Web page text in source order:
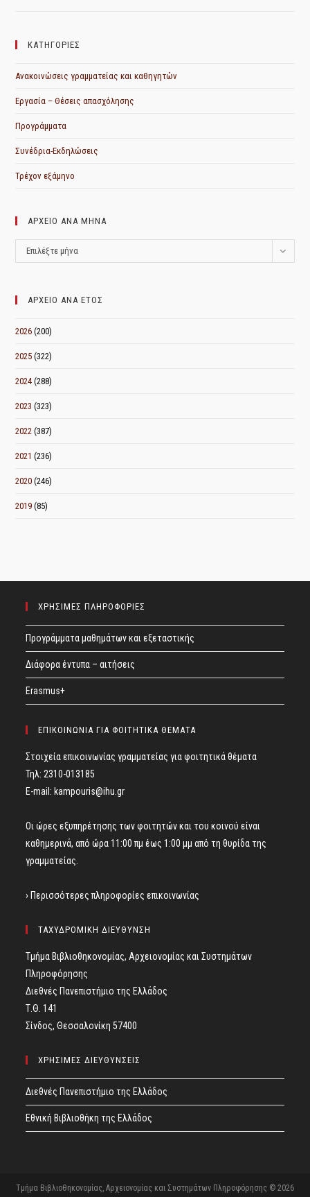
ΚΑΤΗΓΟΡΙΕΣ
Ανακοινώσεις γραμματείας και καθηγητών
Εργασία – Θέσεις απασχόλησης
Προγράμματα
Συνέδρια-Εκδηλώσεις
Τρέχον εξάμηνο
ΑΡΧΕΙΟ ΑΝΑ ΜΗΝΑ
ΑΡΧΕΙΟ
ΑΝΑ
Επιλέξτε μήνα
ΑΡΧΕΙΟ ΑΝΑ ΕΤΟΣ
2026 (200)
2025 (322)
2024 (288)
2023 (323)
2022 (387)
2021 (236)
2020 (246)
2019 (85)
ΧΡΗΣΙΜΕΣ ΠΛΗΡΟΦΟΡΙΕΣ
Προγράμματα μαθημάτων και εξεταστικής
Διάφορα έντυπα – αιτήσεις
Erasmus+
ΕΠΙΚΟΙΝΩΝΙΑ ΓΙΑ ΦΟΙΤΗΤΙΚΑ ΘΕΜΑΤΑ
Στοιχεία επικοινωνίας γραμματείας για φοιτητικά θέματα
Τηλ: 2310-013185
E-mail: kampouris@ihu.gr
Οι ώρες εξυπηρέτησης των φοιτητών και του κοινού είναι
καθημερινά, από ώρα 11:00 πμ έως 1:00 μμ από τη θυρίδα της
γραμματείας.
› Περισσότερες πληροφορίες επικοινωνίας
ΤΑΧΥΔΡΟΜΙΚΗ ΔΙΕΥΘΥΝΣΗ
Τμήμα Βιβλιοθηκονομίας, Αρχειονομίας και Συστημάτων
Πληροφόρησης
Διεθνές Πανεπιστήμιο της Ελλάδος
Τ.Θ. 141
Σίνδος, Θεσσαλονίκη 57400
ΧΡΗΣΙΜΕΣ ΔΙΕΥΘΥΝΣΕΙΣ
Διεθνές Πανεπιστήμιο της Ελλάδος
Εθνική Βιβλιοθήκη της Ελλάδος
Τμήμα Βιβλιοθηκονομίας, Αρχειονομίας και Συστημάτων Πληροφόρησης © 2026